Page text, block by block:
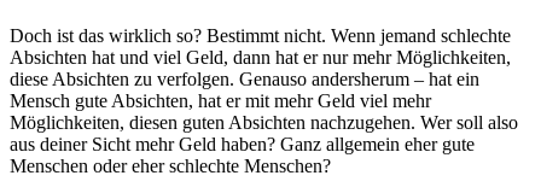
Doch ist das wirklich so? Bestimmt nicht. Wenn jemand schlechte
Absichten hat und viel Geld, dann hat er nur mehr Möglichkeiten,
diese Absichten zu verfolgen. Genauso andersherum – hat ein
Mensch gute Absichten, hat er mit mehr Geld viel mehr
Möglichkeiten, diesen guten Absichten nachzugehen. Wer soll also
aus deiner Sicht mehr Geld haben? Ganz allgemein eher gute
Menschen oder eher schlechte Menschen?